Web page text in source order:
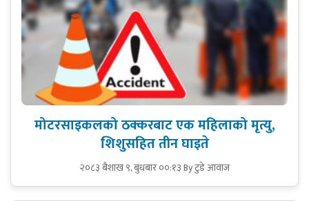
मोटरसाइकलको ठक्करबाट एक महिलाको मृत्यु,
शिशुसहित तीन घाइते
२०८३ बैशाख ९, बुधबार ००:१३By टुडे आवाज